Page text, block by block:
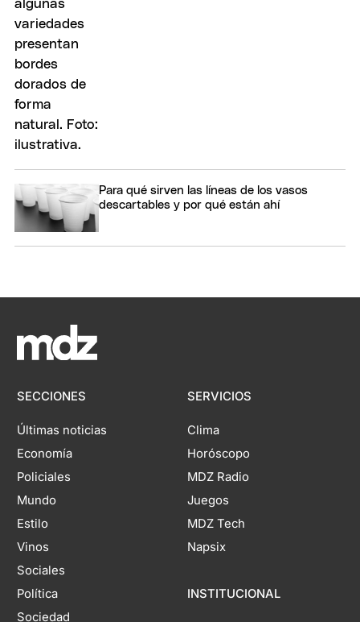
Para qué sirven las líneas de los vasos
descartables y por qué están ahí
SECCIONES
Últimas noticias
Economía
Policiales
Mundo
Estilo
Vinos
Sociales
Política
Sociedad
SERVICIOS
Clima
Horóscopo
MDZ Radio
Juegos
MDZ Tech
Napsix
INSTITUCIONAL